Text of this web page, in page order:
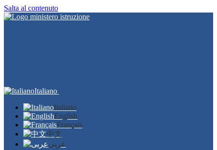
Salta al contenuto
Italiano
Italiano
English
Français
中文
عربى